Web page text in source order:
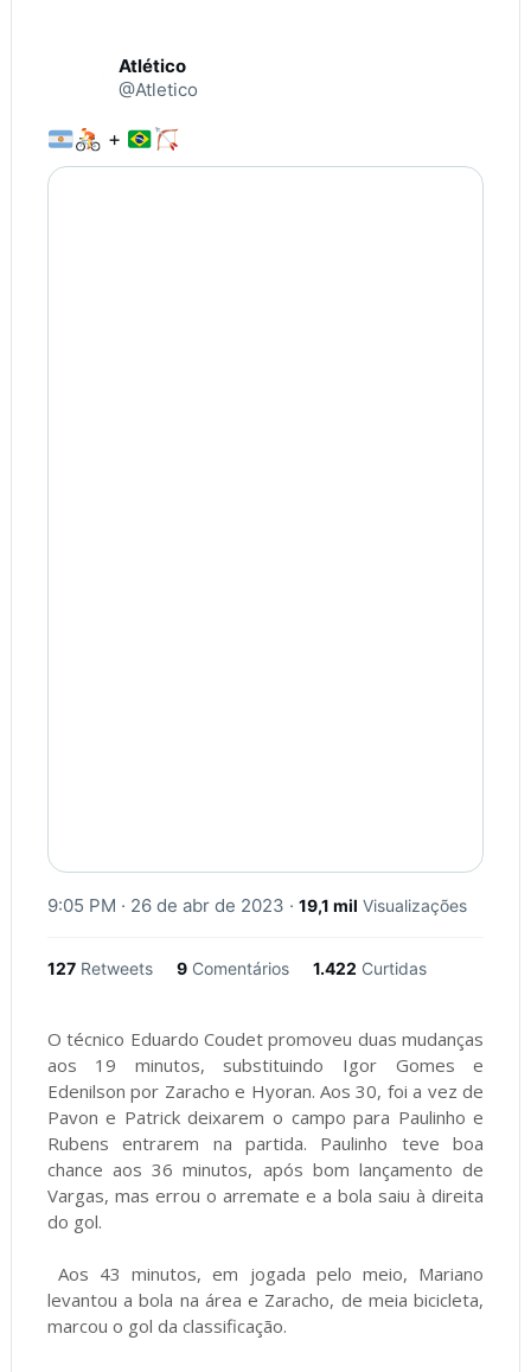
Atlético
@Atletico
+
9:05 PM · 26 de abr de 2023 · 19,1 mil Visualizações
127 Retweets 9 Comentários 1.422 Curtidas
O técnico Eduardo Coudet promoveu duas mudanças
aos 19 minutos, substituindo Igor Gomes e
Edenilson por Zaracho e Hyoran. Aos 30, foi a vez de
Pavon e Patrick deixarem o campo para Paulinho e
Rubens entrarem na partida. Paulinho teve boa
chance aos 36 minutos, após bom lançamento de
Vargas, mas errou o arremate e a bola saiu à direita
do gol.
Aos 43 minutos, em jogada pelo meio, Mariano
levantou a bola na área e Zaracho, de meia bicicleta,
marcou o gol da classificação.